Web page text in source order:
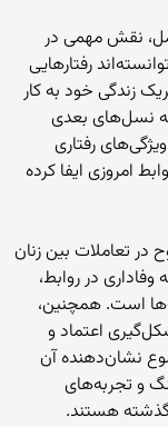
نقش مهمی در
رفتارهایی
زندگی خود به کار
نسل‌های بعدی
رفتاری
امروزی ایفا کرده
در تعاملات بین زنان
در روابط،
است. همچنین،
اعتماد و
نشان‌دهنده آن
و تجربه‌های
گذشته هستند.